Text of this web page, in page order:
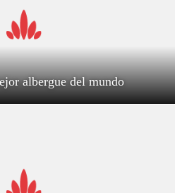
albergue del mundo